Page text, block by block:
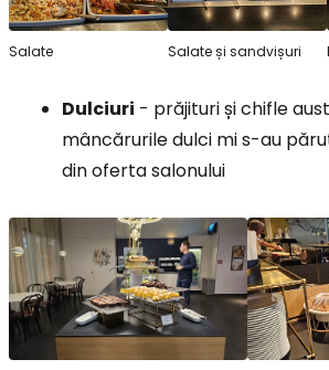
Salate Salate și sandvișuri
Dulciuri - prăjituri și chifle
mâncărurile dulci mi s-au
din oferta salonului